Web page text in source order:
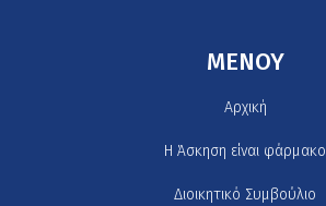
MENOY
Αρχική
H Άσκηση είναι φάρμακο
Διοικητικό Συμβούλιο